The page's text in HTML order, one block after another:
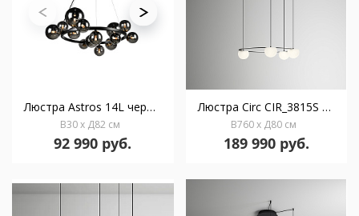
Люстра Astros 14L черная
В30 x Д82 см
92 990 руб.
Люстра Circ CIR_3815S с поверхностным навесом
В760 x Д80 см
189 990 руб.